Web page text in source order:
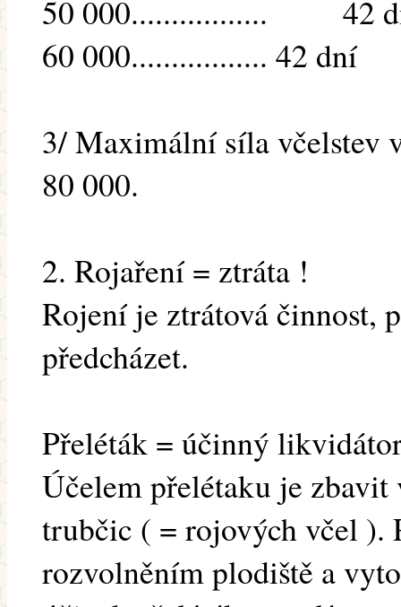
50 000................. 42
60 000................. 42 dní
3/ Maximální síla včelstev
80 000.
2. Rojaření = ztráta !
Rojení je ztrátová činnost,
předcházet.
Přeléták = účinný
Účelem přelétaku je
trubčic ( = rojových včel ).
rozvolněním plodiště a